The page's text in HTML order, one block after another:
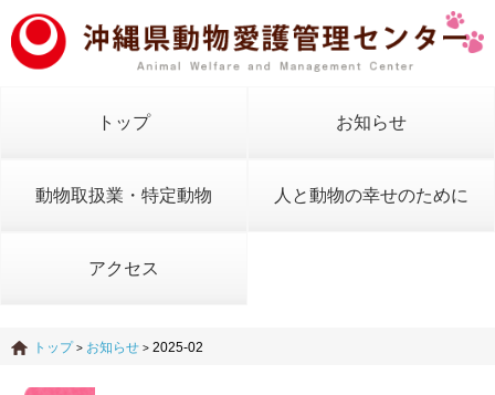
トップ お知らせ
動物取扱業・特定動物 人と動物の幸せのために
アクセス
トップ > お知らせ > 2025-02